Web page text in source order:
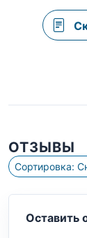
ОТЗЫВЫ
Оставить